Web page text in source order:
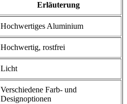
Erläuterung
Hochwertiges Aluminium
Hochwertig, rostfrei
Licht
Verschiedene Farb- und
Designoptionen